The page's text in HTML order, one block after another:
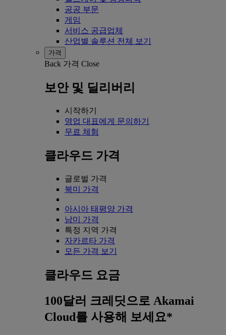
공공 부문
게임
서비스 공급업체
산업별 솔루션 전체 보기
가격
Back 가격 Close
보안 및 딜리버리
시작하기
영업 대표에게 문의하기
무료 체험
클라우드 가격
글로벌 가격
북미 가격
아시아 태평양 가격
남미 가격
특정 지역 가격
자카르타 가격
모든 가격 보기
클라우드 요금
100달러 크레딧으로 Akamai
Cloud를 사용해 보세요*